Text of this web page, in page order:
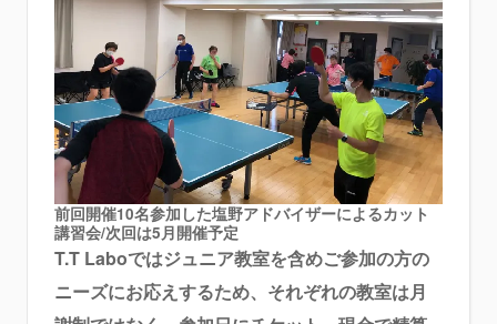
前回開催10名参加した塩野アドバイザーによるカット
講習会/次回は5月開催予定
T.T Laboではジュニア教室を含めご参加の方の
ニーズにお応えするため、それぞれの教室は月